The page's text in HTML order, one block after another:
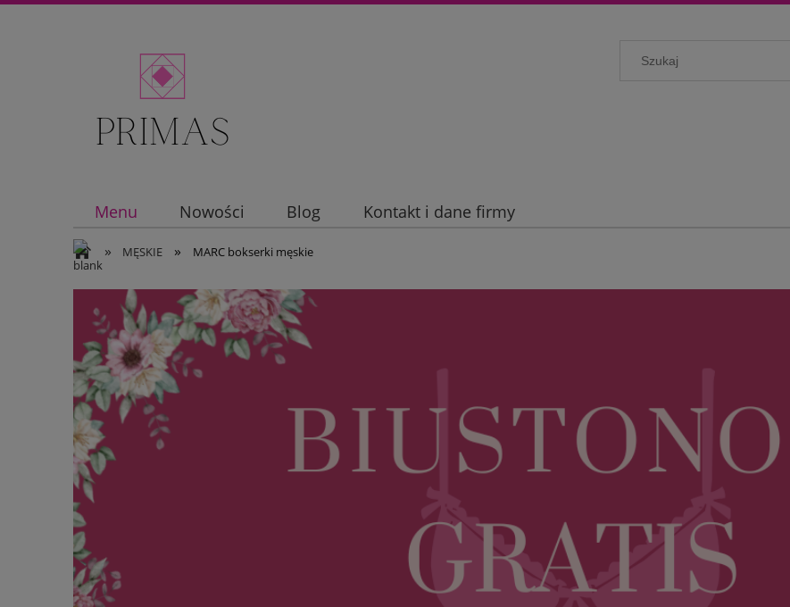
Menu Nowości Blog Kontakt i dane firmy
» MĘSKIE » MARC bokserki męskie